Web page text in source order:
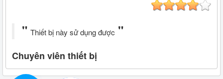
Thiết bị này sử dụng được
Chuyên viên thiết bị